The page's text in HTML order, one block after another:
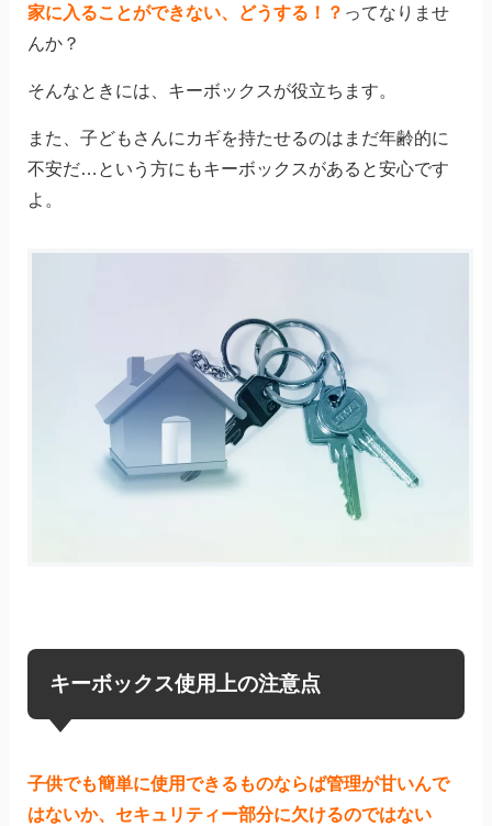
家に入ることができない、どうする！？ ってなりませ
んか？
そんなときには、キーボックスが役立ちます。
また、子どもさんにカギを持たせるのはまだ年齢的に
不安だ…という方にもキーボックスがあると安心です
よ。
キーボックス使用上の注意点
子供でも簡単に使用できるものならば管理が甘いんで
はないか、セキュリティー部分に欠けるのではない